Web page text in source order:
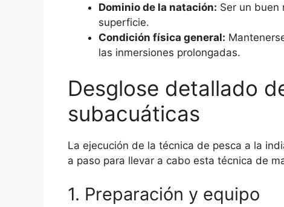
Dominio de la natación: Ser un buen
superficie.
Condición física general:
las inmersiones prolongadas.
Desglose detallado
subacuáticas
La ejecución de la técnica de pesca a la
a paso para llevar a cabo esta técnica de
1. Preparación y equipo